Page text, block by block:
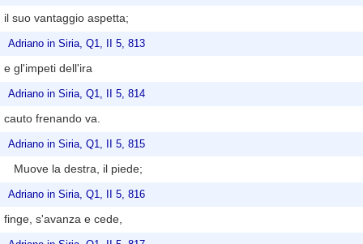
il suo vantaggio aspetta;
Adriano in Siria, Q1, II 5, 813
e gl'impeti dell'ira
Adriano in Siria, Q1, II 5, 814
cauto frenando va.
Adriano in Siria, Q1, II 5, 815
Muove la destra, il piede;
Adriano in Siria, Q1, II 5, 816
finge, s'avanza e cede,